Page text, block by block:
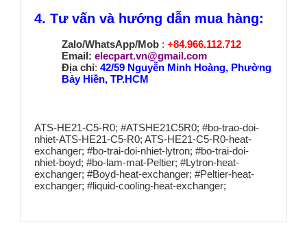
4. Tư vấn và hướng dẫn mua hàng:
Zalo/WhatsApp/Mob : +84.966.112.712
Email: elecpart.vn@gmail.com
Địa chỉ: 42/59 Nguyễn Minh Hoàng, Phường
Bảy Hiền, TP.HCM
ATS-HE21-C5-R0; #ATSHE21C5R0; #bo-trao-doi-
nhiet-ATS-HE21-C5-R0; ATS-HE21-C5-R0-heat-
exchanger; #bo-trai-doi-nhiet-lytron; #bo-trai-doi-
nhiet-boyd; #bo-lam-mat-Peltier; #Lytron-heat-
exchanger; #Boyd-heat-exchanger; #Peltier-heat-
exchanger; #liquid-cooling-heat-exchanger;